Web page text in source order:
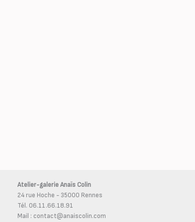
Atelier-galerie Anaïs Colin
24 rue Hoche - 35000 Rennes
Tél. 06.11.66.18.91
Mail : contact@anaiscolin.com